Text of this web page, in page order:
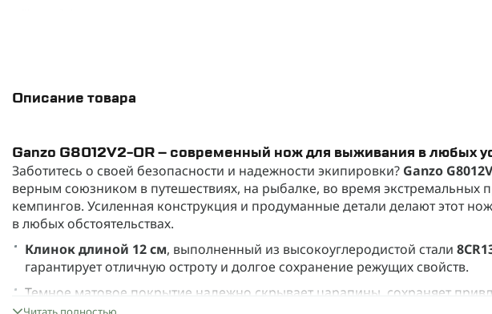
Описание товара
Ganzo G8012V2-OR – современный нож для выживания в любых
Заботитесь о своей безопасности и надежности экипировки? Ganzo
верным союзником в путешествиях, на рыбалке, во время экстремальных
кемпингов. Усиленная конструкция и продуманные детали делают этот
в любых обстоятельствах.
Клинок длиной 12 см, выполненный из высокоуглеродистой стали
гарантирует отличную остроту и долгое сохранение режущих свойств.
Темное матовое покрытие надежно скрывает царапины, сохраняет
даже после долгого использования.